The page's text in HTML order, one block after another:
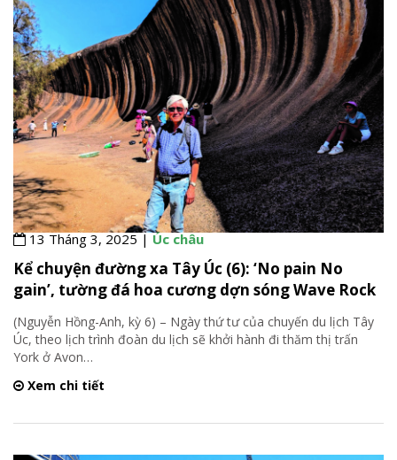
13 Tháng 3, 2025 |Úc châu
Kể chuyện đường xa Tây Úc (6): ‘No pain No
gain’, tường đá hoa cương dợn sóng Wave Rock
(Nguyễn Hồng-Anh, kỳ 6) – Ngày thứ tư của chuyến du lịch Tây
Úc, theo lịch trình đoàn du lịch sẽ khởi hành đi thăm thị trấn
York ở Avon…
Xem chi tiết